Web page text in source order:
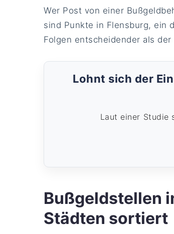
Wer Post von einer
sind Punkte in Flensburg, ein
Folgen entscheidender als der
Lohnt sich der
Laut einer Studie
Bußgeldstellen
Städten sortiert